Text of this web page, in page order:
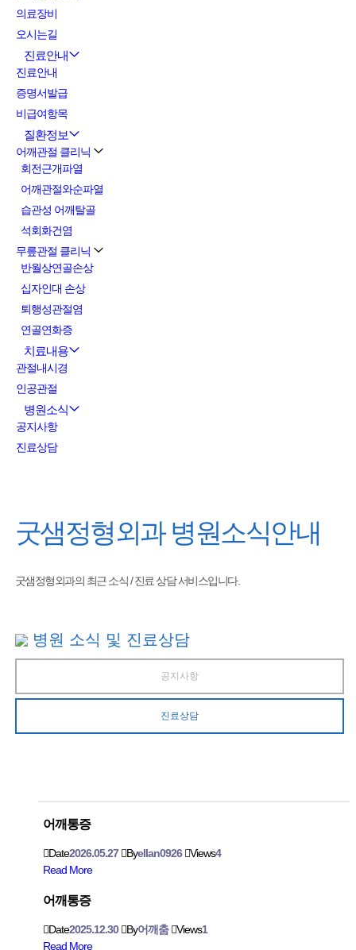
의료장비
오시는길
진료안내
진료안내
증명서발급
비급여항목
질환정보
어깨관절 클리닉
회전근개파열
어깨관절와순파열
습관성 어깨탈골
석회화건염
무릎관절 클리닉
반월상연골손상
십자인대 손상
퇴행성관절염
연골연화증
치료내용
관절내시경
인공관절
병원소식
공지사항
진료상담
굿샘정형외과병원소식안내
굿샘정형외과의 최근 소식 / 진료 상담 서비스입니다.
병원 소식 및 진료상담
공지사항
진료상담
어깨통증
Date2026.05.27 Byellan0926 Views4
Read More
어깨통증
Date2025.12.30 By어깨춤 Views1
Read More